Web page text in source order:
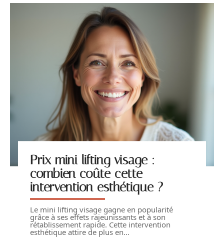
Prix mini lifting visage :
combien coûte cette
intervention esthétique ?
Le mini lifting visage gagne en popularité
grâce à ses effets rajeunissants et à son
rétablissement rapide. Cette intervention
esthétique attire de plus en…